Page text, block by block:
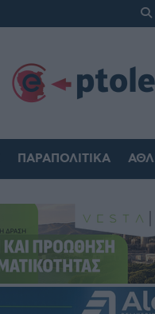
ΠΑΡΑΠΟΛΙΤΙΚΆ